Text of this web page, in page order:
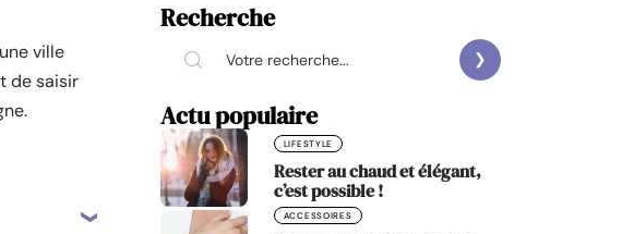
ville
de saisir
Recherche
Actu populaire
LIFESTYLE
Rester au chaud et élégant,
c’est possible !
ACCESSOIRES